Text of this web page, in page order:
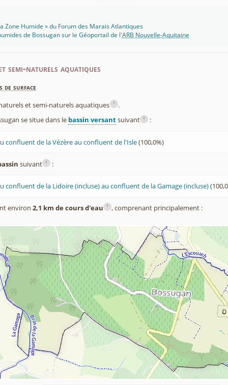
Zone Humide » du Forum des Marais Atlantiques
de Bossugan sur le Géoportail de l'ARB Nouvelle-Aquitaine
semi-naturels aquatiques
de surface
et semi-naturels aquatiques i
.
se situe dans le bassin versantsuivant i :
confluent de la Vézère au confluent de l'Isle(100,0%)
suivant i :
confluent de la Lidoire (incluse) au confluent de la Gamage (incluse)
environ 2,1 km de cours d'eau i , comprenant principalement :